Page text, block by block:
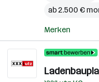
ab 2.500 €
Merken